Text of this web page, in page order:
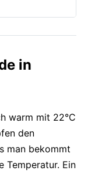
in
warm mit 22°C
den
man bekommt
Temperatur. Ein